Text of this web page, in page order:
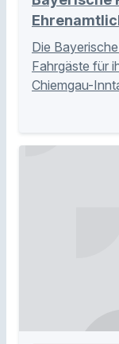
Die
Fahrgäste für
Chiemgau-